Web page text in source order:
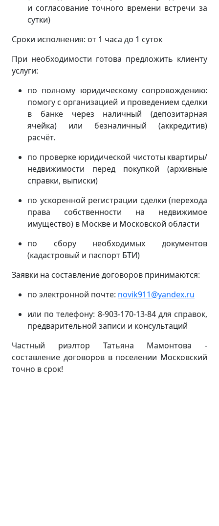
и согласование точного времени встречи за
сутки)
Сроки исполнения: от 1 часа до 1 суток
При необходимости готова предложить клиенту
услуги:
по полному юридическому сопровождению:
помогу с организацией и проведением сделки
в банке через наличный (депозитарная
ячейка) или безналичный (аккредитив)
расчёт.
по проверке юридической чистоты квартиры/
недвижимости перед покупкой (архивные
справки, выписки)
по ускоренной регистрации сделки (перехода
права собственности на недвижимое
имущество) в Москве и Московской области
по сбору необходимых документов
(кадастровый и паспорт БТИ)
Заявки на составление договоров принимаются:
по электронной почте: novik911@yandex.ru
или по телефону: 8-903-170-13-84 для справок,
предварительной записи и консультаций
Частный риэлтор Татьяна Мамонтова -
составление договоров в поселении Московский
точно в срок!